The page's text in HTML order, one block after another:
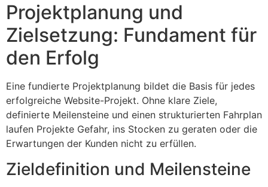
Projektplanung und
Zielsetzung: Fundament für
den Erfolg
Eine fundierte Projektplanung bildet die Basis für jedes
erfolgreiche Website-Projekt. Ohne klare Ziele,
definierte Meilensteine und einen strukturierten Fahrplan
laufen Projekte Gefahr, ins Stocken zu geraten oder die
Erwartungen der Kunden nicht zu erfüllen.
Zieldefinition und Meilensteine